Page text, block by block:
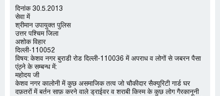
दिनांक 30.5.2013
सेवा में
श्रीमान उपायुक्त पुलिस
उत्तर पश्चिम जिला
अशोक विहार
दिल्ली-110052
विषय: केशव नगर बुराडी रोड दिल्ली-110036 में अपराध व लोगों से जबरन पैसा
एंठ्ने के सम्बन्ध में:
महोदय जी
केशव नगर कालोनी में कुछ असमाजिक तत्व जो चौकीदार सैक्यूरिटी गार्ड घर
दफ़तरों में बर्तन साफ़ करने वाले ड्राईवर व शराबी किस्म के कुछ लोग गैरकानूनी